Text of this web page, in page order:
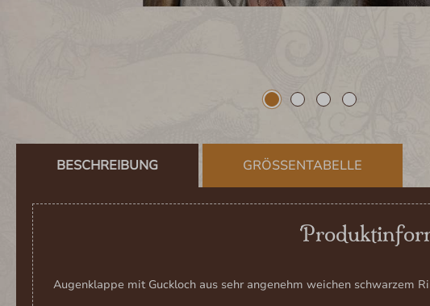
BESCHREIBUNG GRÖSSENTABELLE
Augenklappe mit Guckloch aus sehr angenehm weichen schwarzem